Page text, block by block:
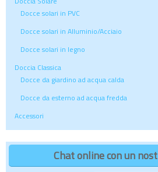
Docce solari in PVC
Docce solari in Alluminio/Acciaio
Docce solari in legno
Doccia Classica
Docce da giardino ad acqua calda
Docce da esterno ad acqua fredda
Accessori
Chat online con un